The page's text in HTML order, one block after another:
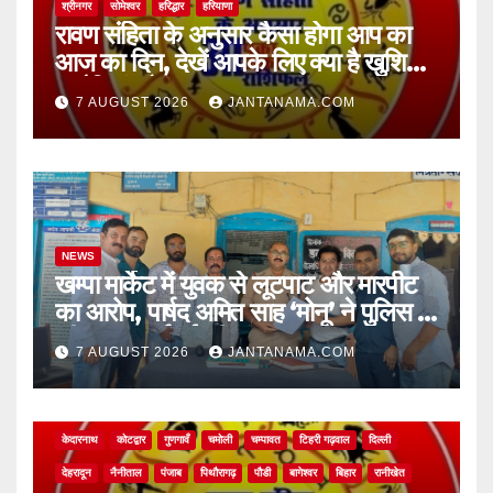
श्रीनगर सोमेश्वर हरिद्धार हरियाणा
रावण संहिता के अनुसार कैसा होगा आप का
आज का दिन, देखें आपके लिए क्या है खुशियां,
चुनौतियां और नए अवसर
7 AUGUST 2026 JANTANAMA.COM
NEWS
खम्पा मार्केट में युवक से लूटपाट और मारपीट
का आरोप, पार्षद अमित साह ‘मोनू’ ने पुलिस से
की सख्त कार्रवाई की मांग
7 AUGUST 2026 JANTANAMA.COM
केदारनाथ कोटद्वार गुणगावँ चमोली चम्पावत टिहरी गढ़वाल दिल्ली
देहरादून नैनीताल पंजाब पिथौरागढ़ पौडी बागेश्वर बिहार रानीखेत